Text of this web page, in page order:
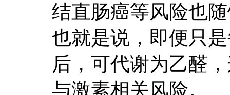
结直肠癌等风险也
也就是说，即便只
后，可代谢为乙醛
与激素相关风险。